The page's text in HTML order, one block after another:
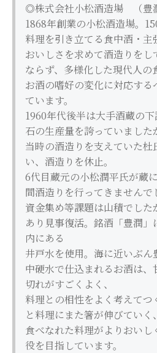
◎株式会社小松酒造場 （豊
1868年創業の小松酒造場。
料理を引き立てる食中酒・主
おいしさを求めて酒造りを
ならず、多様化した現代人の
お酒の嗜好の変化に対応す
ています。
1960年代後半は大手酒蔵の
石の生産量を誇っていました
当時の酒造りを支えていた杜
い、酒造りを休止。
6代目蔵元の小松潤平氏が蔵
間酒造りを行ってきませんで
資金集め等課題は山積でした
あり見事復活。銘酒「豊潤
内にある
井戸水を使用。海に近いぶ
中硬水で仕込まれるお酒は
切れがすごくよく、
料理との相性をよく考えてつ
と料理にまた箸が伸びていく、
食べなれた料理がよりおい
役を目指しています。